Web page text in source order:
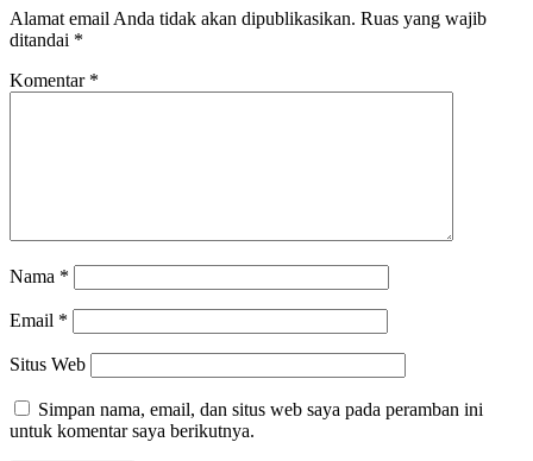
Alamat email Anda tidak akan dipublikasikan. Ruas yang wajib
ditandai *
Komentar *
Nama *
Email *
Situs Web
Simpan nama, email, dan situs web saya pada peramban ini
untuk komentar saya berikutnya.